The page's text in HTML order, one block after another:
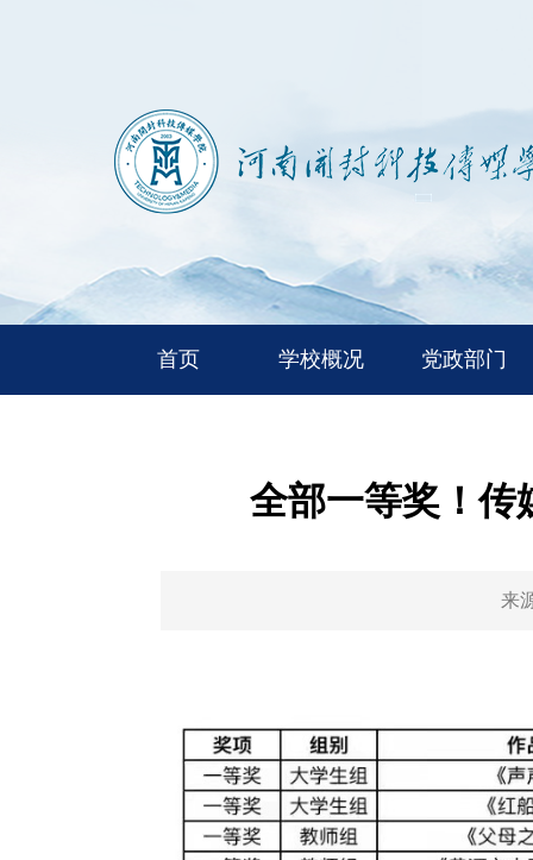
首页 学校概况 党政部门
全部一等奖！传
来